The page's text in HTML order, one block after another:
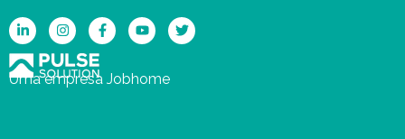
Uma empresa Jobhome